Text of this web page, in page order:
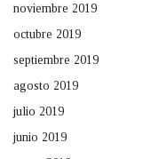
noviembre 2019
octubre 2019
septiembre 2019
agosto 2019
julio 2019
junio 2019